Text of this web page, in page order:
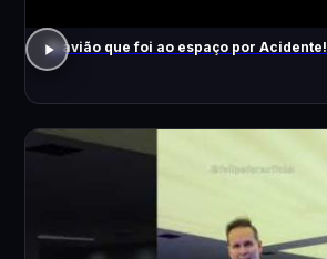
O avião que foi ao espaço por Acidente!